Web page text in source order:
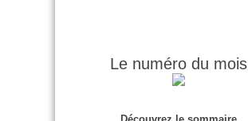
Le numéro du mois